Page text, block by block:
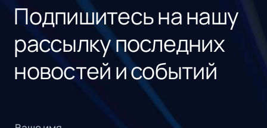
Подпишитесь на нашу
рассылку последних
новостей и событий